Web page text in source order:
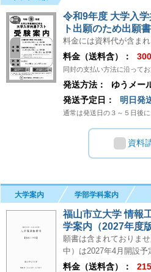
令和9年度 大学入
ト出願のため出願
料金には資料代が含ま
料金（送料含）：
同封の支払い方法に沿って
発送方法：
ゆうメー
発送予定日：
明日発
通常は発送日の３～５日後
資料
大学案内 学部学科案内
福山市立大学 情報
学案内（2027年度
願書は含まれておりま
中）は2027年4月開設予
料金（送料含）：